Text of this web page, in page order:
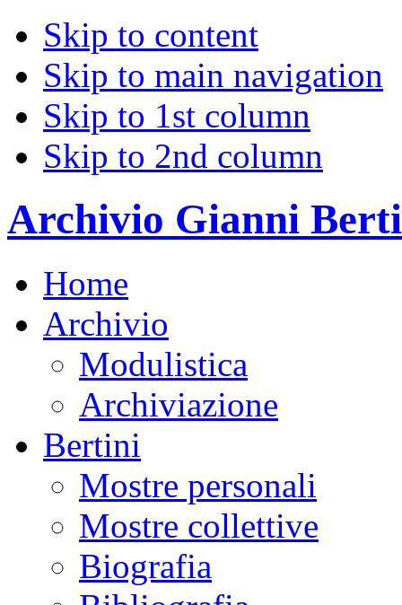
Skip to content
Skip to main navigation
Skip to 1st column
Skip to 2nd column
Archivio Gianni
Home
Archivio
Modulistica
Archiviazione
Bertini
Mostre personali
Mostre collettive
Biografia